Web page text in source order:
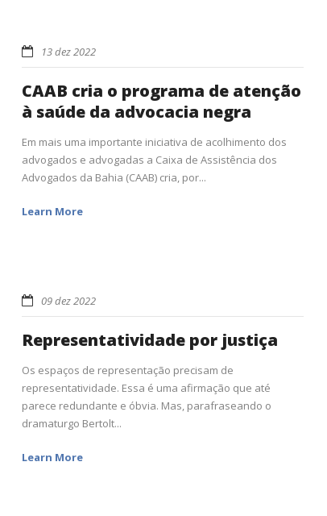
13 dez 2022
CAAB cria o programa de atenção
à saúde da advocacia negra
Em mais uma importante iniciativa de acolhimento dos
advogados e advogadas a Caixa de Assistência dos
Advogados da Bahia (CAAB) cria, por...
Learn More
09 dez 2022
Representatividade por justiça
Os espaços de representação precisam de
representatividade. Essa é uma afirmação que até
parece redundante e óbvia. Mas, parafraseando o
dramaturgo Bertolt...
Learn More